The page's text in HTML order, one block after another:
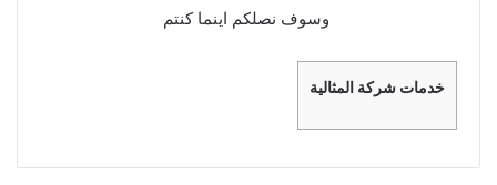
وسوف نصلكم اينما كنتم
خدمات شركة المثالية